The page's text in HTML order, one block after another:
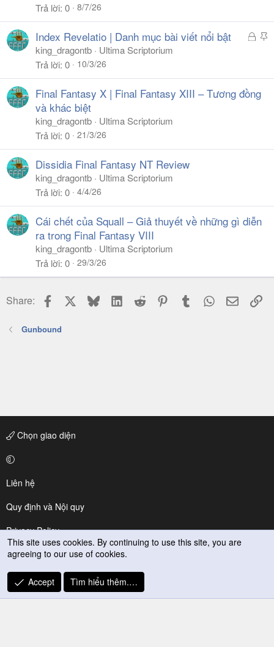
Trả lời 0 8/7/26
Đ
h
ó
a
S
c
Index Revelatio | Danh mục bài viết nổi bật
king_dragontb
Ultima Scriptorium
Trả lời 0 10/3/26
Final Fantasy X | Final Fantasy XIII – Tương đồng
và khác biệt
king_dragontb
Ultima Scriptorium
Trả lời 0 21/3/26
Dissidia Final Fantasy NT Review
king_dragontb
Ultima Scriptorium
Trả lời 0 4/4/26
Cái chết của Squall – Giả thuyết về những gì diễn
ra trong Final Fantasy VIII
king_dragontb
Ultima Scriptorium
Trả lời 0 29/3/26
Share: Facebook BlueskyLinkedIn
Reddit PinterestTumblr WhatsApp
Email
Gunbound
Chọn giao diện
Liên hệ
Quy định và Nội quy
Privacy Policy
Trợ giúp
R
S
This site uses cookies. By continuing to use this site, you are
agreeing to our use of cookies.
Accept Tìm hiểu thêm.…